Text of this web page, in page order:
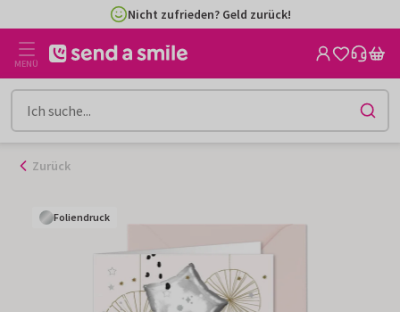
Inhalt
gehen
Nicht zufrieden? Geld zurück!
MENÜ
Zurück
Foliendruck
Foliendruck
Foliendruck
Foliendruck
Foliendruck